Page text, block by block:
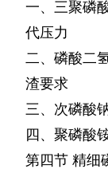
一、三聚磷
代压力
二、磷酸二
渣要求
三、次磷酸
四、聚磷酸
第四节 精细